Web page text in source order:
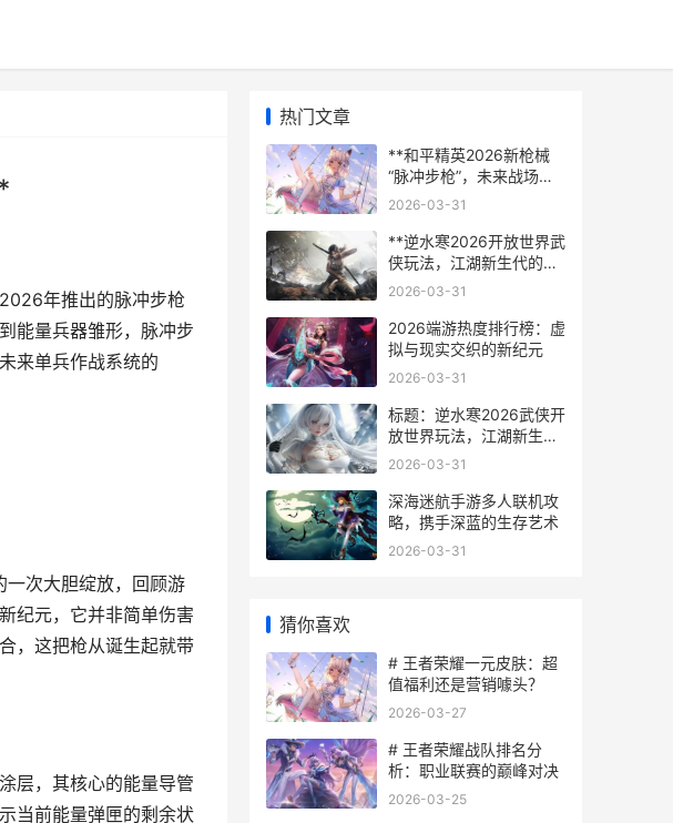
年推出的脉冲步枪
能量兵器雏形，脉冲步
来单兵作战系统的
次大胆绽放，回顾游
纪元，它并非简单伤害
，这把枪从诞生起就带
层，其核心的能量导管
当前能量弹匣的剩余状
热门文章
**和平精英2026新枪械
“脉冲步枪”，未来战场的
电磁风暴**
2026-03-31
**逆水寒2026开放世界武
侠玩法，江湖新生代的无
界画卷，副标题，从呼吸
2026-03-31
2026端游热度排行榜：虚
拟与现实交织的新纪元
2026-03-31
标题：逆水寒2026武侠开
放世界玩法，江湖新生代
的全景绘卷副标题：从呼
宙
2026-03-31
深海迷航手游多人联机攻
略，携手深蓝的生存艺术
2026-03-31
猜你喜欢
# 王者荣耀一元皮肤：超
值福利还是营销噱头？
2026-03-27
# 王者荣耀战队排名分
析：职业联赛的巅峰对决
2026-03-25